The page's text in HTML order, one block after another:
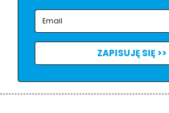
ZAPISUJĘ SIĘ >>